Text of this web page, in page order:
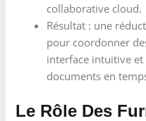
collaborative cloud.
Résultat : une
pour coordonner
interface intuitive et
documents en
Le Rôle Des